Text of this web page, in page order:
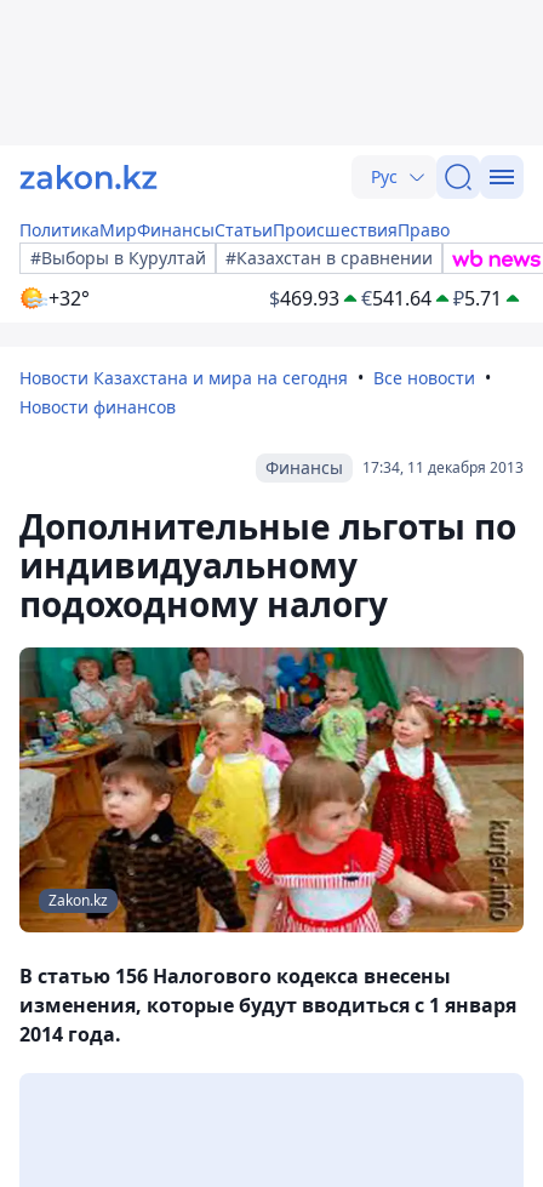
Рус
ПолитикаМирФинансыСтатьиПроисшествияПраво
#Выборы в Курултай
#Казахстан в сравнении
+32° $469.93 €541.64 ₽5.71
Новости Казахстана и мира на сегодня
Все новости
Новости финансов
17:34, 11 декабря 2013
Финансы
Дополнительные льготы по
индивидуальному
подоходному налогу
Zakon.kz
В статью 156 Налогового кодекса внесены
изменения, которые будут вводиться с 1 января
2014 года.